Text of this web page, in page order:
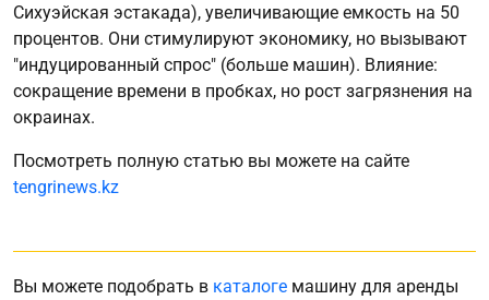
Сихуэйская эстакада), увеличивающие емкость на 50
процентов. Они стимулируют экономику, но вызывают
"индуцированный спрос" (больше машин). Влияние:
сокращение времени в пробках, но рост загрязнения на
окраинах.
Посмотреть полную статью вы можете на сайте
tengrinews.kz
Вы можете подобрать в каталоге машину для аренды